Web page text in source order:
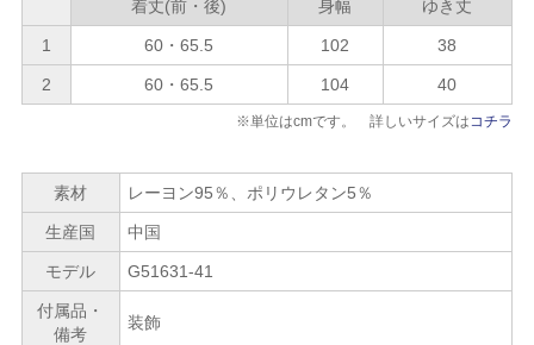
着丈(前・後) 身幅 ゆき丈
1 60・65.5 102 38
2 60・65.5 104 40
※単位はcmです。 詳しいサイズは コチラ
素材 レーヨン95％、ポリウレタン5％
生産国 中国
モデル G51631-41
付属品・
備考
装飾